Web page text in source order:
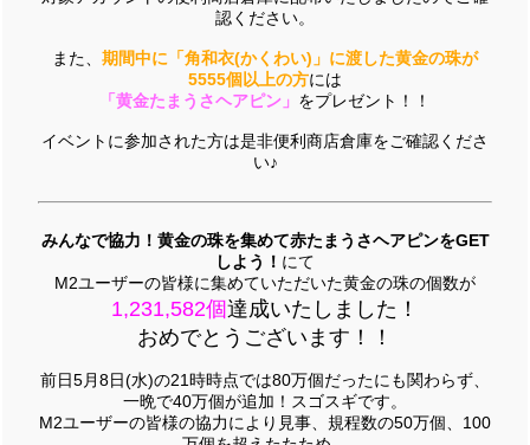
認ください。
また、 期間中に「角和衣(かくわい)」に渡した黄金の珠が
5555個以上の方には
「黄金たまうさヘアピン」 をプレゼント！！
イベントに参加された方は是非便利商店倉庫をご確認くださ
い♪
みんなで協力！黄金の珠を集めて赤たまうさヘアピンをGET
しよう！ にて
M2ユーザーの皆様に集めていただいた黄金の珠の個数が
1,231,582個達成いたしました！
おめでとうございます！！
前日5月8日(水)の21時時点では80万個だったにも関わらず、
一晩で40万個が追加！スゴスギです。
M2ユーザーの皆様の協力により見事、規程数の50万個、100